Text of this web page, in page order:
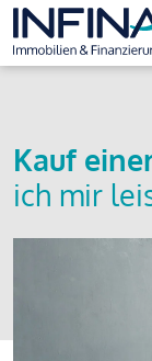
Kauf
ich mir